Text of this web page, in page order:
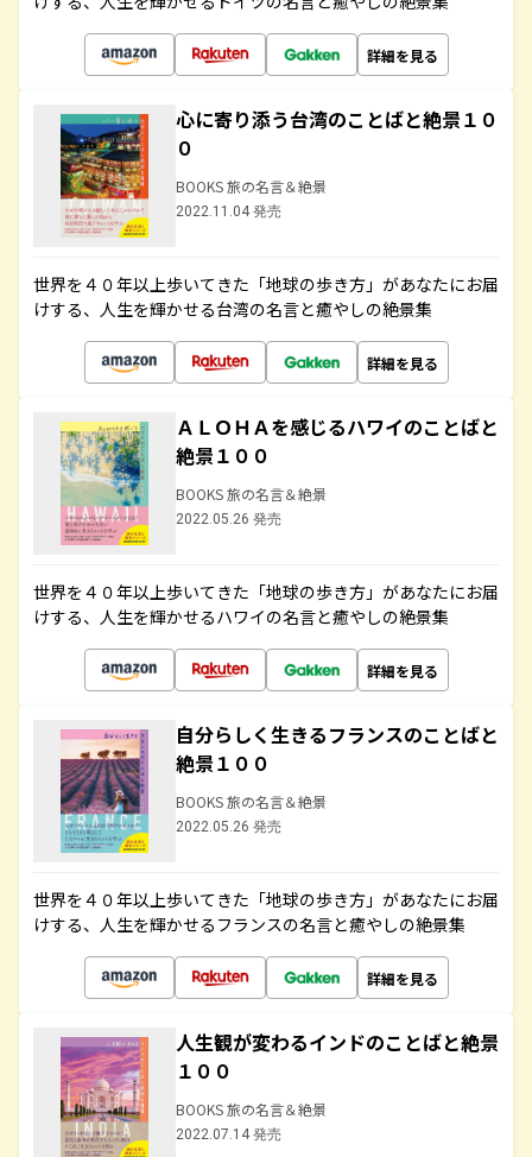
詳細を見る
心に寄り添う台湾のことばと絶景１０
０
BOOKS 旅の名言＆絶景
2022.11.04 発売
世界を４０年以上歩いてきた「地球の歩き方」があなたにお届
けする、人生を輝かせる台湾の名言と癒やしの絶景集
詳細を見る
ＡＬＯＨＡを感じるハワイのことばと
絶景１００
BOOKS 旅の名言＆絶景
2022.05.26 発売
世界を４０年以上歩いてきた「地球の歩き方」があなたにお届
けする、人生を輝かせるハワイの名言と癒やしの絶景集
詳細を見る
自分らしく生きるフランスのことばと
絶景１００
BOOKS 旅の名言＆絶景
2022.05.26 発売
世界を４０年以上歩いてきた「地球の歩き方」があなたにお届
けする、人生を輝かせるフランスの名言と癒やしの絶景集
詳細を見る
人生観が変わるインドのことばと絶景
１００
BOOKS 旅の名言＆絶景
2022.07.14 発売